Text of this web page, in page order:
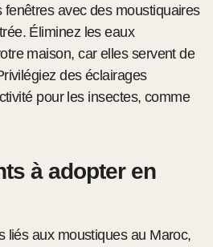
avec des moustiquaires
Éliminez les eaux
maison, car elles servent de
des éclairages
pour les insectes, comme
à adopter en
liés aux moustiques au Maroc,